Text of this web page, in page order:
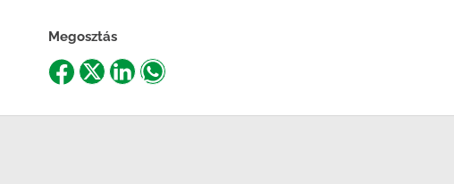
Megosztás
ShareShareShareShare